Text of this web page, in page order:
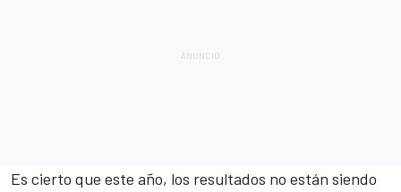
Es cierto que este año, los resultados no están siendo